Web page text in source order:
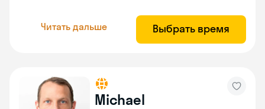
Читать дальше Выбрать время
Michael